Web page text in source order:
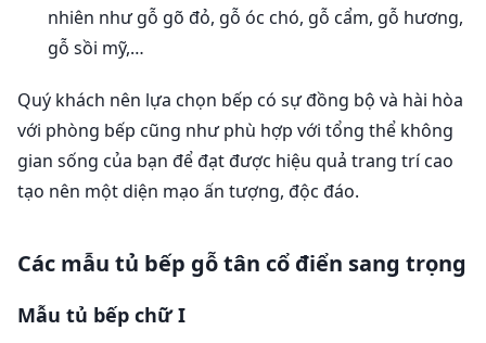
nhiên như gỗ gõ đỏ, gỗ óc chó, gỗ cẩm, gỗ hương,
gỗ sồi mỹ,…
Quý khách nên lựa chọn bếp có sự đồng bộ và hài hòa
với phòng bếp cũng như phù hợp với tổng thể không
gian sống của bạn để đạt được hiệu quả trang trí cao
tạo nên một diện mạo ấn tượng, độc đáo.
Các mẫu tủ bếp gỗ tân cổ điển sang trọng
Mẫu tủ bếp chữ I